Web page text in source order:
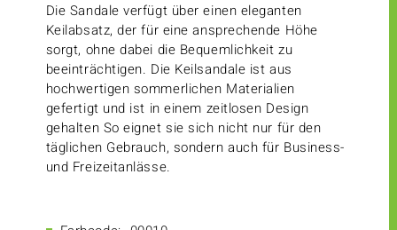
Die Sandale verfügt über einen eleganten
Keilabsatz, der für eine ansprechende Höhe
sorgt, ohne dabei die Bequemlichkeit zu
beeinträchtigen. Die Keilsandale ist aus
hochwertigen sommerlichen Materialien
gefertigt und ist in einem zeitlosen Design
gehalten So eignet sie sich nicht nur für den
täglichen Gebrauch, sondern auch für Business-
und Freizeitanlässe.